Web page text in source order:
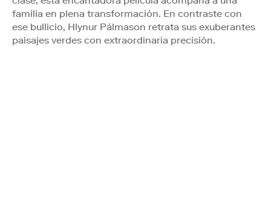
familia en plena transformación. En contraste con
ese bullicio, Hlynur Pálmason retrata sus exuberantes
paisajes verdes con extraordinaria precisión.